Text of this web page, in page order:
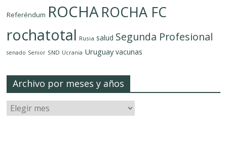
Referéndum ROCHAROCHA FC
rochatotal Rusia salud Segunda Profesional
senado Senior SND Ucrania Uruguay vacunas
Archivo por meses y años